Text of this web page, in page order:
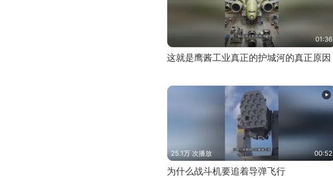
01:36
这就是鹰酱工业真正的护城河的真正原因
25.1万 次播放 00:52
为什么战斗机要追着导弹飞行